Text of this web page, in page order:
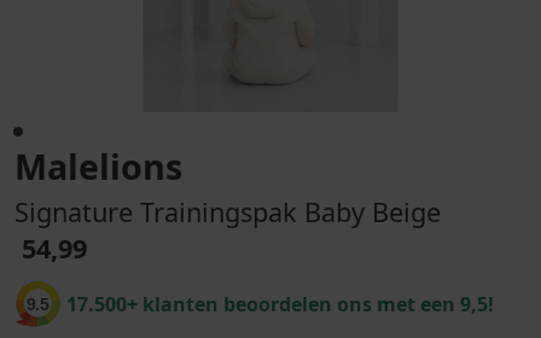
Malelions
Signature Trainingspak Baby Beige
54,99
9.5 17.500+ klanten beoordelen ons met een 9,5!